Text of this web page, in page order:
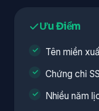
Ưu Điểm
Tên miền
Chứng chỉ
Nhiều năm